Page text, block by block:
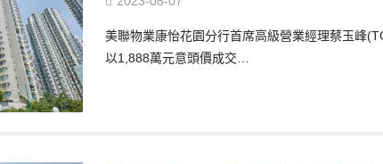
美聯物業康怡花園分行首席高級營業經理蔡玉峰
以1,888萬元意頭價成交…